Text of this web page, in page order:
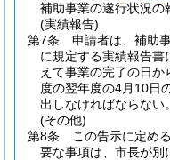
補助事業の遂行状況の
(実績報告)
第7条
申請者は、補助
に規定する実績報告
えて事業の完了の日
度の翌年度の4月10日
出しなければならない。
(その他)
第8条
この告示に定め
要な事項は、市長が別